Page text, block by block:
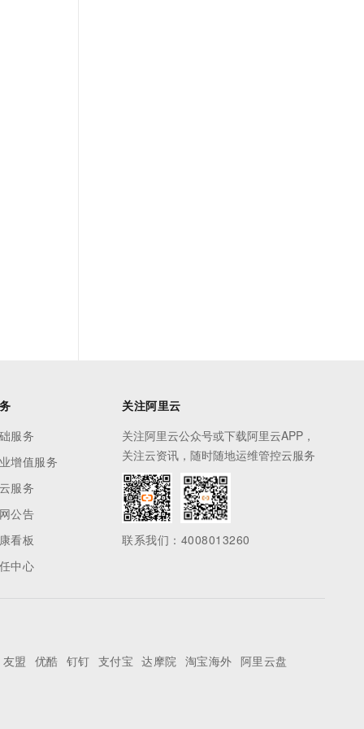
服务
增值服务
服务
公告
看板
中心
关注阿里云
关注阿里云公众号或下载阿里云APP，
关注云资讯，随时随地运维管控云服务
联系我们：4008013260
友盟 优酷 钉钉 支付宝 达摩院 淘宝海外 阿里云盘